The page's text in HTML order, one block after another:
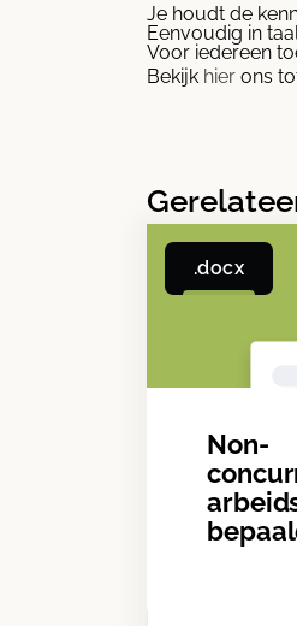
Je houdt de
Eenvoudig in
Voor iedereen
Bekijk hier ons
.docx
Non-